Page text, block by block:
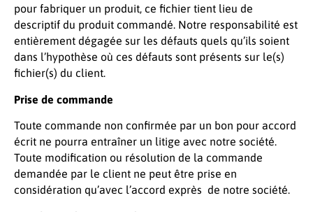
pour fabriquer un produit, ce fichier tient lieu de
descriptif du produit commandé. Notre responsabilité est
entièrement dégagée sur les défauts quels qu’ils soient
dans l’hypothèse où ces défauts sont présents sur le(s)
fichier(s) du client.
Prise de commande
Toute commande non confirmée par un bon pour accord
écrit ne pourra entraîner un litige avec notre société.
Toute modification ou résolution de la commande
demandée par le client ne peut être prise en
considération qu’avec l’accord exprès de notre société.